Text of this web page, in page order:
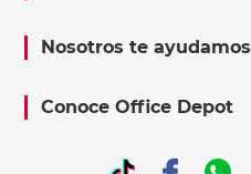
Nosotros te ayudamos
Conoce Office Depot